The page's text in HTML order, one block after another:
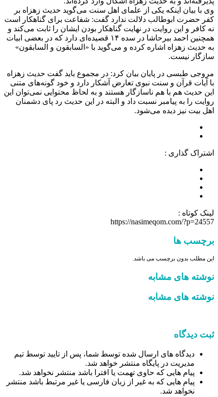
وی با بیان اینکه یکی از علمای اهل سنت می‌گوید حدیث زهزاه بر
کفر حضرت ابوطالب دلالت ندارد گفت: شفاعت برای گناهکار است
نه کافر و این روایت در نهایت گناهکار بودن ایشان را ثابت می‌کند و
همچنین احمد بیرحاشا
در سده ۱۴ قصیده‌ای دارد که در بعضی ابیات
به حدیث زهزاه اشاره کرده و می‌گوید با « السابقون و السابقون»
سازگار نیست.
مروجی طبسی در پایان بیان کرد: در مجموع باید گفت حدیث زهزاه
با آیات قرآن و سنت نبوی تعارض آشکار دارد و خود گونه‌های متنی
این حدیث هم با هم ناسازگار هستند و به لحاظ محتوایی نمی‌توان این
روایت را به پیامبر نسبت داد و البته در این حدیث رد پای دشمنان
اهل بیت نیز دیده می‌شود.
اشتراک گذاری :
لینک کوتاه :
https://nasimeqom.com/?p=24557
برچسب ها
این مطلب بدون برچسب می باشد.
نوشته های مشابه
نوشته های مشابه
ثبت دیدگاه
دیدگاه های ارسال شده توسط شما، پس از تایید توسط تیم
مدیریت در پایگاه منتشر خواهد شد.
پیام هایی که حاوی تهمت یا افترا باشد منتشر نخواهد شد.
پیام هایی که به غیر از زبان فارسی یا غیر مرتبط باشد منتشر
نخواهد شد.